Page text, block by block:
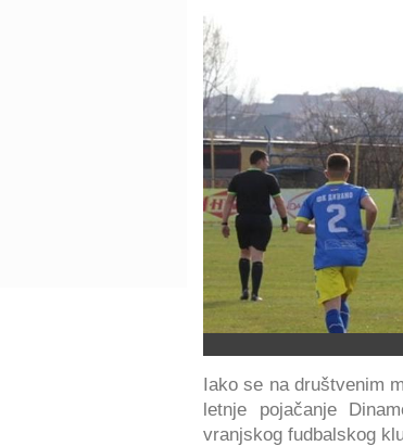
Iako se na društvenim
letnje pojačanje
vranjskog fudbalskog